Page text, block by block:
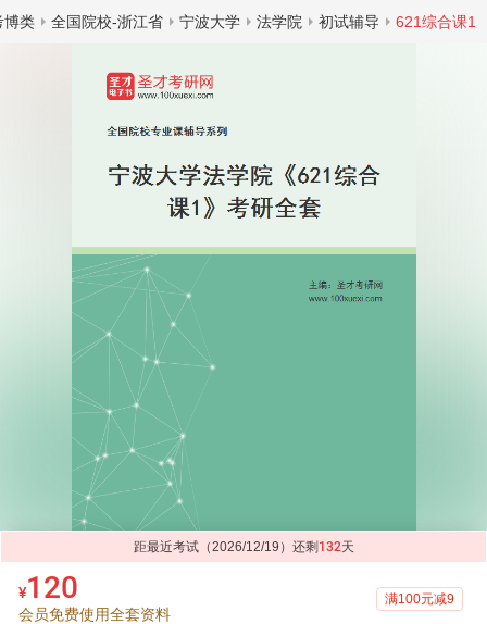
博类 全国院校-浙江省 宁波大学 法学院 初试辅导 621综合课1
距最近考试（2026/12/19）还剩 132天
¥120
会员免费使用全套资料
满100元减9